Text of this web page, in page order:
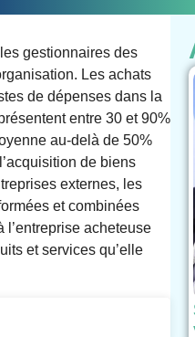
gestionnaires des
Les achats
de dépenses dans la
entre 30 et 90%
au-delà de 50%
de biens
externes, les
et combinées
l’entreprise acheteuse
et services qu’elle